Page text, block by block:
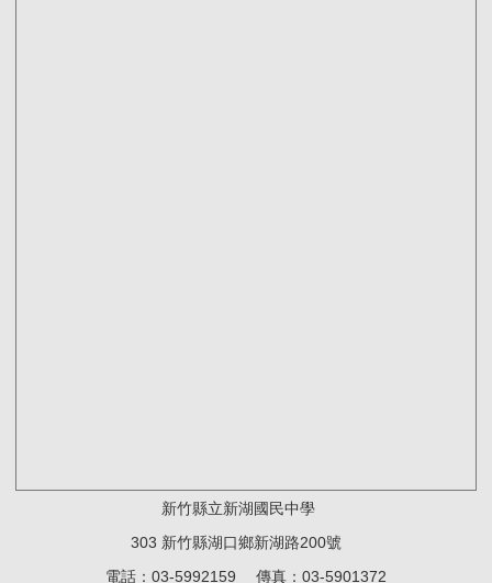
新竹縣立新湖國民中學
303 新竹縣湖口鄉新湖路200號
電話：03-5992159 傳真：03-5901372